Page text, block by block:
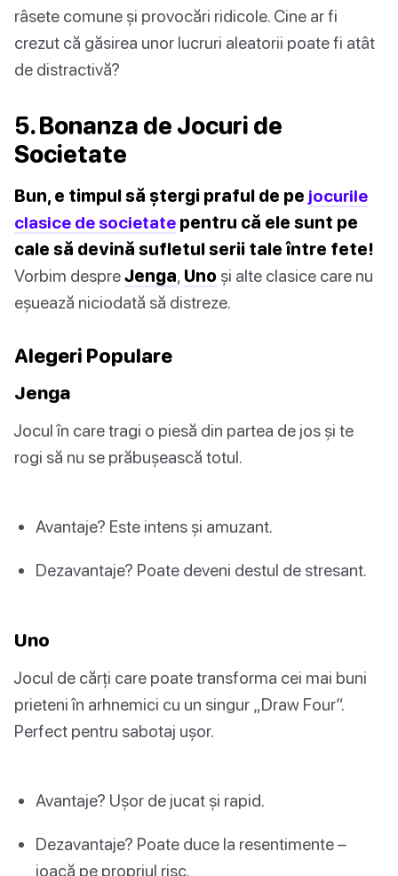
râsete comune și provocări ridicole. Cine ar fi
crezut că găsirea unor lucruri aleatorii poate fi atât
de distractivă?
5. Bonanza de Jocuri de
Societate
Bun, e timpul să ștergi praful de pe jocurile
clasice de societate pentru că ele sunt pe
cale să devină sufletul serii tale între fete!
Vorbim despreJenga, Uno și alte clasice care nu
eșuează niciodată să distreze.
Alegeri Populare
Jenga
Jocul în care tragi o piesă din partea de jos și te
rogi să nu se prăbușească totul.
Avantaje? Este intens și amuzant.
Dezavantaje? Poate deveni destul de stresant.
Uno
Jocul de cărți care poate transforma cei mai buni
prieteni în arhnemici cu un singur „Draw Four”.
Perfect pentru sabotaj ușor.
Avantaje? Ușor de jucat și rapid.
Dezavantaje? Poate duce la resentimente –
joacă pe propriul risc.